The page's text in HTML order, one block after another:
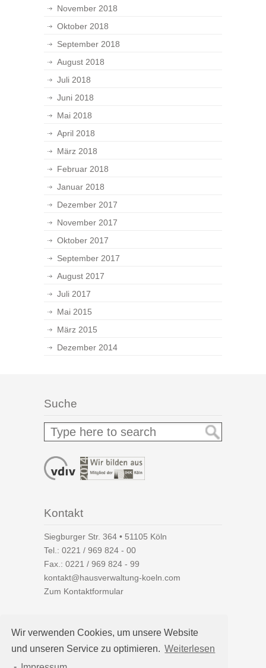
Wir verwenden Cookies, um unsere Website
und unseren Service zu optimieren. Weiterlesen
November 2018
Oktober 2018
September 2018
August 2018
Juli 2018
Juni 2018
Mai 2018
April 2018
März 2018
Februar 2018
Januar 2018
Dezember 2017
November 2017
Oktober 2017
September 2017
August 2017
Juli 2017
Mai 2015
März 2015
Dezember 2014
Suche
Kontakt
Siegburger Str. 364 • 51105 Köln
Tel.: 0221 / 969 824 - 00
Fax.: 0221 / 969 824 - 99
kontakt@hausverwaltung-koeln.com
Zum Kontaktformular
Auf einen Blick